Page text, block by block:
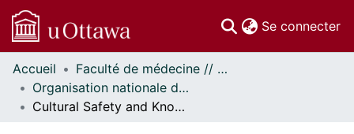
Se connecter
Communautés
et collections
Parcourir
Accueil
Faculté de médecine // Faculty of Medicine
Organisation nationale de la santé autochtone // National Aboriginal Health Organization
Cultural Safety and Knowledge Sharing: Work on Mental Wellness at Inuit Tuttarvingat, NAHO